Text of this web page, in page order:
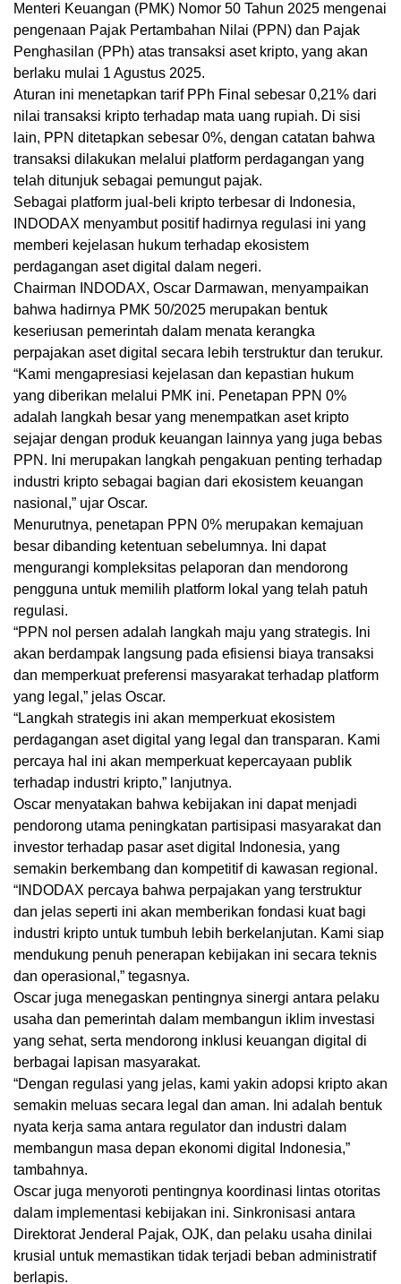
Menteri Keuangan (PMK) Nomor 50 Tahun 2025 mengenai
pengenaan Pajak Pertambahan Nilai (PPN) dan Pajak
Penghasilan (PPh) atas transaksi aset kripto, yang akan
berlaku mulai 1 Agustus 2025.
Aturan ini menetapkan tarif PPh Final sebesar 0,21% dari
nilai transaksi kripto terhadap mata uang rupiah. Di sisi
lain, PPN ditetapkan sebesar 0%, dengan catatan bahwa
transaksi dilakukan melalui platform perdagangan yang
telah ditunjuk sebagai pemungut pajak.
Sebagai platform jual-beli kripto terbesar di Indonesia,
INDODAX menyambut positif hadirnya regulasi ini yang
memberi kejelasan hukum terhadap ekosistem
perdagangan aset digital dalam negeri.
Chairman INDODAX, Oscar Darmawan, menyampaikan
bahwa hadirnya PMK 50/2025 merupakan bentuk
keseriusan pemerintah dalam menata kerangka
perpajakan aset digital secara lebih terstruktur dan terukur.
“Kami mengapresiasi kejelasan dan kepastian hukum
yang diberikan melalui PMK ini. Penetapan PPN 0%
adalah langkah besar yang menempatkan aset kripto
sejajar dengan produk keuangan lainnya yang juga bebas
PPN. Ini merupakan langkah pengakuan penting terhadap
industri kripto sebagai bagian dari ekosistem keuangan
nasional,” ujar Oscar.
Menurutnya, penetapan PPN 0% merupakan kemajuan
besar dibanding ketentuan sebelumnya. Ini dapat
mengurangi kompleksitas pelaporan dan mendorong
pengguna untuk memilih platform lokal yang telah patuh
regulasi.
“PPN nol persen adalah langkah maju yang strategis. Ini
akan berdampak langsung pada efisiensi biaya transaksi
dan memperkuat preferensi masyarakat terhadap platform
yang legal,” jelas Oscar.
“Langkah strategis ini akan memperkuat ekosistem
perdagangan aset digital yang legal dan transparan. Kami
percaya hal ini akan memperkuat kepercayaan publik
terhadap industri kripto,” lanjutnya.
Oscar menyatakan bahwa kebijakan ini dapat menjadi
pendorong utama peningkatan partisipasi masyarakat dan
investor terhadap pasar aset digital Indonesia, yang
semakin berkembang dan kompetitif di kawasan regional.
“INDODAX percaya bahwa perpajakan yang terstruktur
dan jelas seperti ini akan memberikan fondasi kuat bagi
industri kripto untuk tumbuh lebih berkelanjutan. Kami siap
mendukung penuh penerapan kebijakan ini secara teknis
dan operasional,” tegasnya.
Oscar juga menegaskan pentingnya sinergi antara pelaku
usaha dan pemerintah dalam membangun iklim investasi
yang sehat, serta mendorong inklusi keuangan digital di
berbagai lapisan masyarakat.
“Dengan regulasi yang jelas, kami yakin adopsi kripto akan
semakin meluas secara legal dan aman. Ini adalah bentuk
nyata kerja sama antara regulator dan industri dalam
membangun masa depan ekonomi digital Indonesia,”
tambahnya.
Oscar juga menyoroti pentingnya koordinasi lintas otoritas
dalam implementasi kebijakan ini. Sinkronisasi antara
Direktorat Jenderal Pajak, OJK, dan pelaku usaha dinilai
krusial untuk memastikan tidak terjadi beban administratif
berlapis.